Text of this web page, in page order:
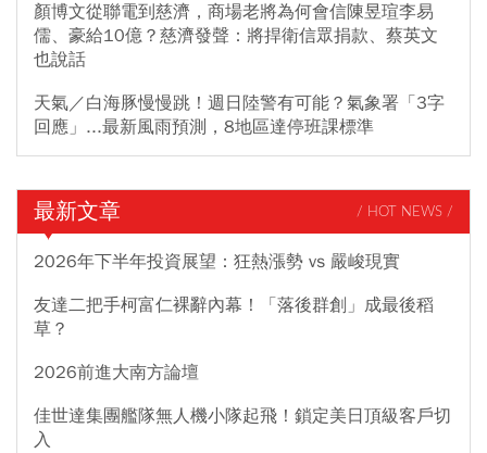
顏博文從聯電到慈濟，商場老將為何會信陳昱瑄李易
儒、豪給10億？慈濟發聲：將捍衛信眾捐款、蔡英文
也說話
天氣／白海豚慢慢跳！週日陸警有可能？氣象署「3字
回應」...最新風雨預測，8地區達停班課標準
最新文章 / HOT NEWS /
2026年下半年投資展望：狂熱漲勢 vs 嚴峻現實
友達二把手柯富仁裸辭內幕！「落後群創」成最後稻
草？
2026前進大南方論壇
佳世達集團艦隊無人機小隊起飛！鎖定美日頂級客戶切
入